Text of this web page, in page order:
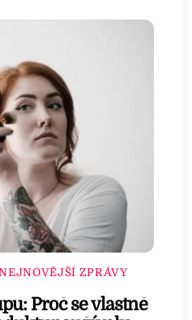
ZPRÁVY
Proč se vlastně